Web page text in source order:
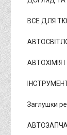
ВСЕ ДЛЯ
АВТОХІМІЯ
Заглушки